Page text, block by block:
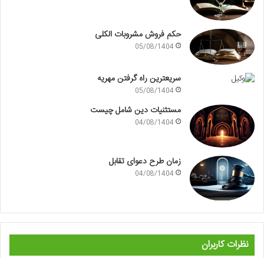
حکم فروش مشروبات الکلی
05/08/1404
سریعترین راه گرفتن مهریه
05/08/1404
مستثنیات دین شامل چیست
04/08/1404
زمان طرح دعوای تقابل
04/08/1404
نظرات کاربران